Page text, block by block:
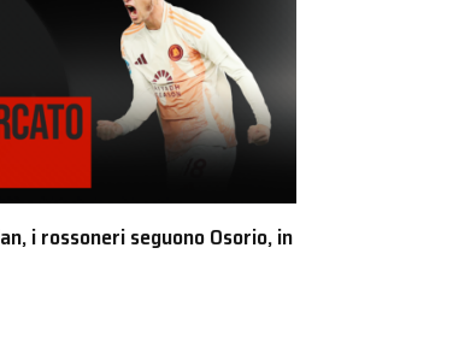
i rossoneri seguono Osorio, in